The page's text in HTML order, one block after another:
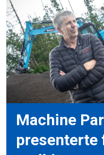
Machine
presenterte